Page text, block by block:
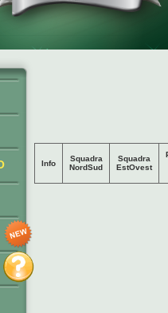
Info
Squadra
NordSud
Squadra
EstOvest